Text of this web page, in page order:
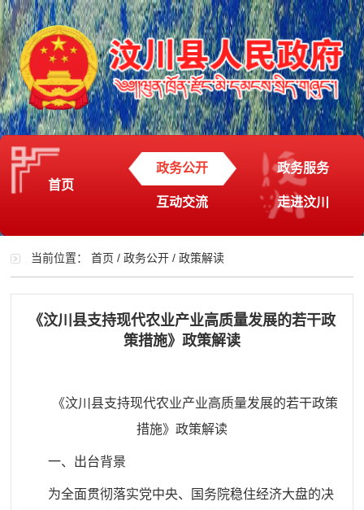
首页
政务公开 政务服务
互动交流 走进汶川
当前位置：首页 /政务公开 /政策解读
《汶川县支持现代农业产业高质量发展的若干政
策措施》政策解读
《汶川县支持现代农业产业高质量发展的若干政策
措施》政策解读
一、出台背景
为全面贯彻落实党中央、国务院稳住经济大盘的决